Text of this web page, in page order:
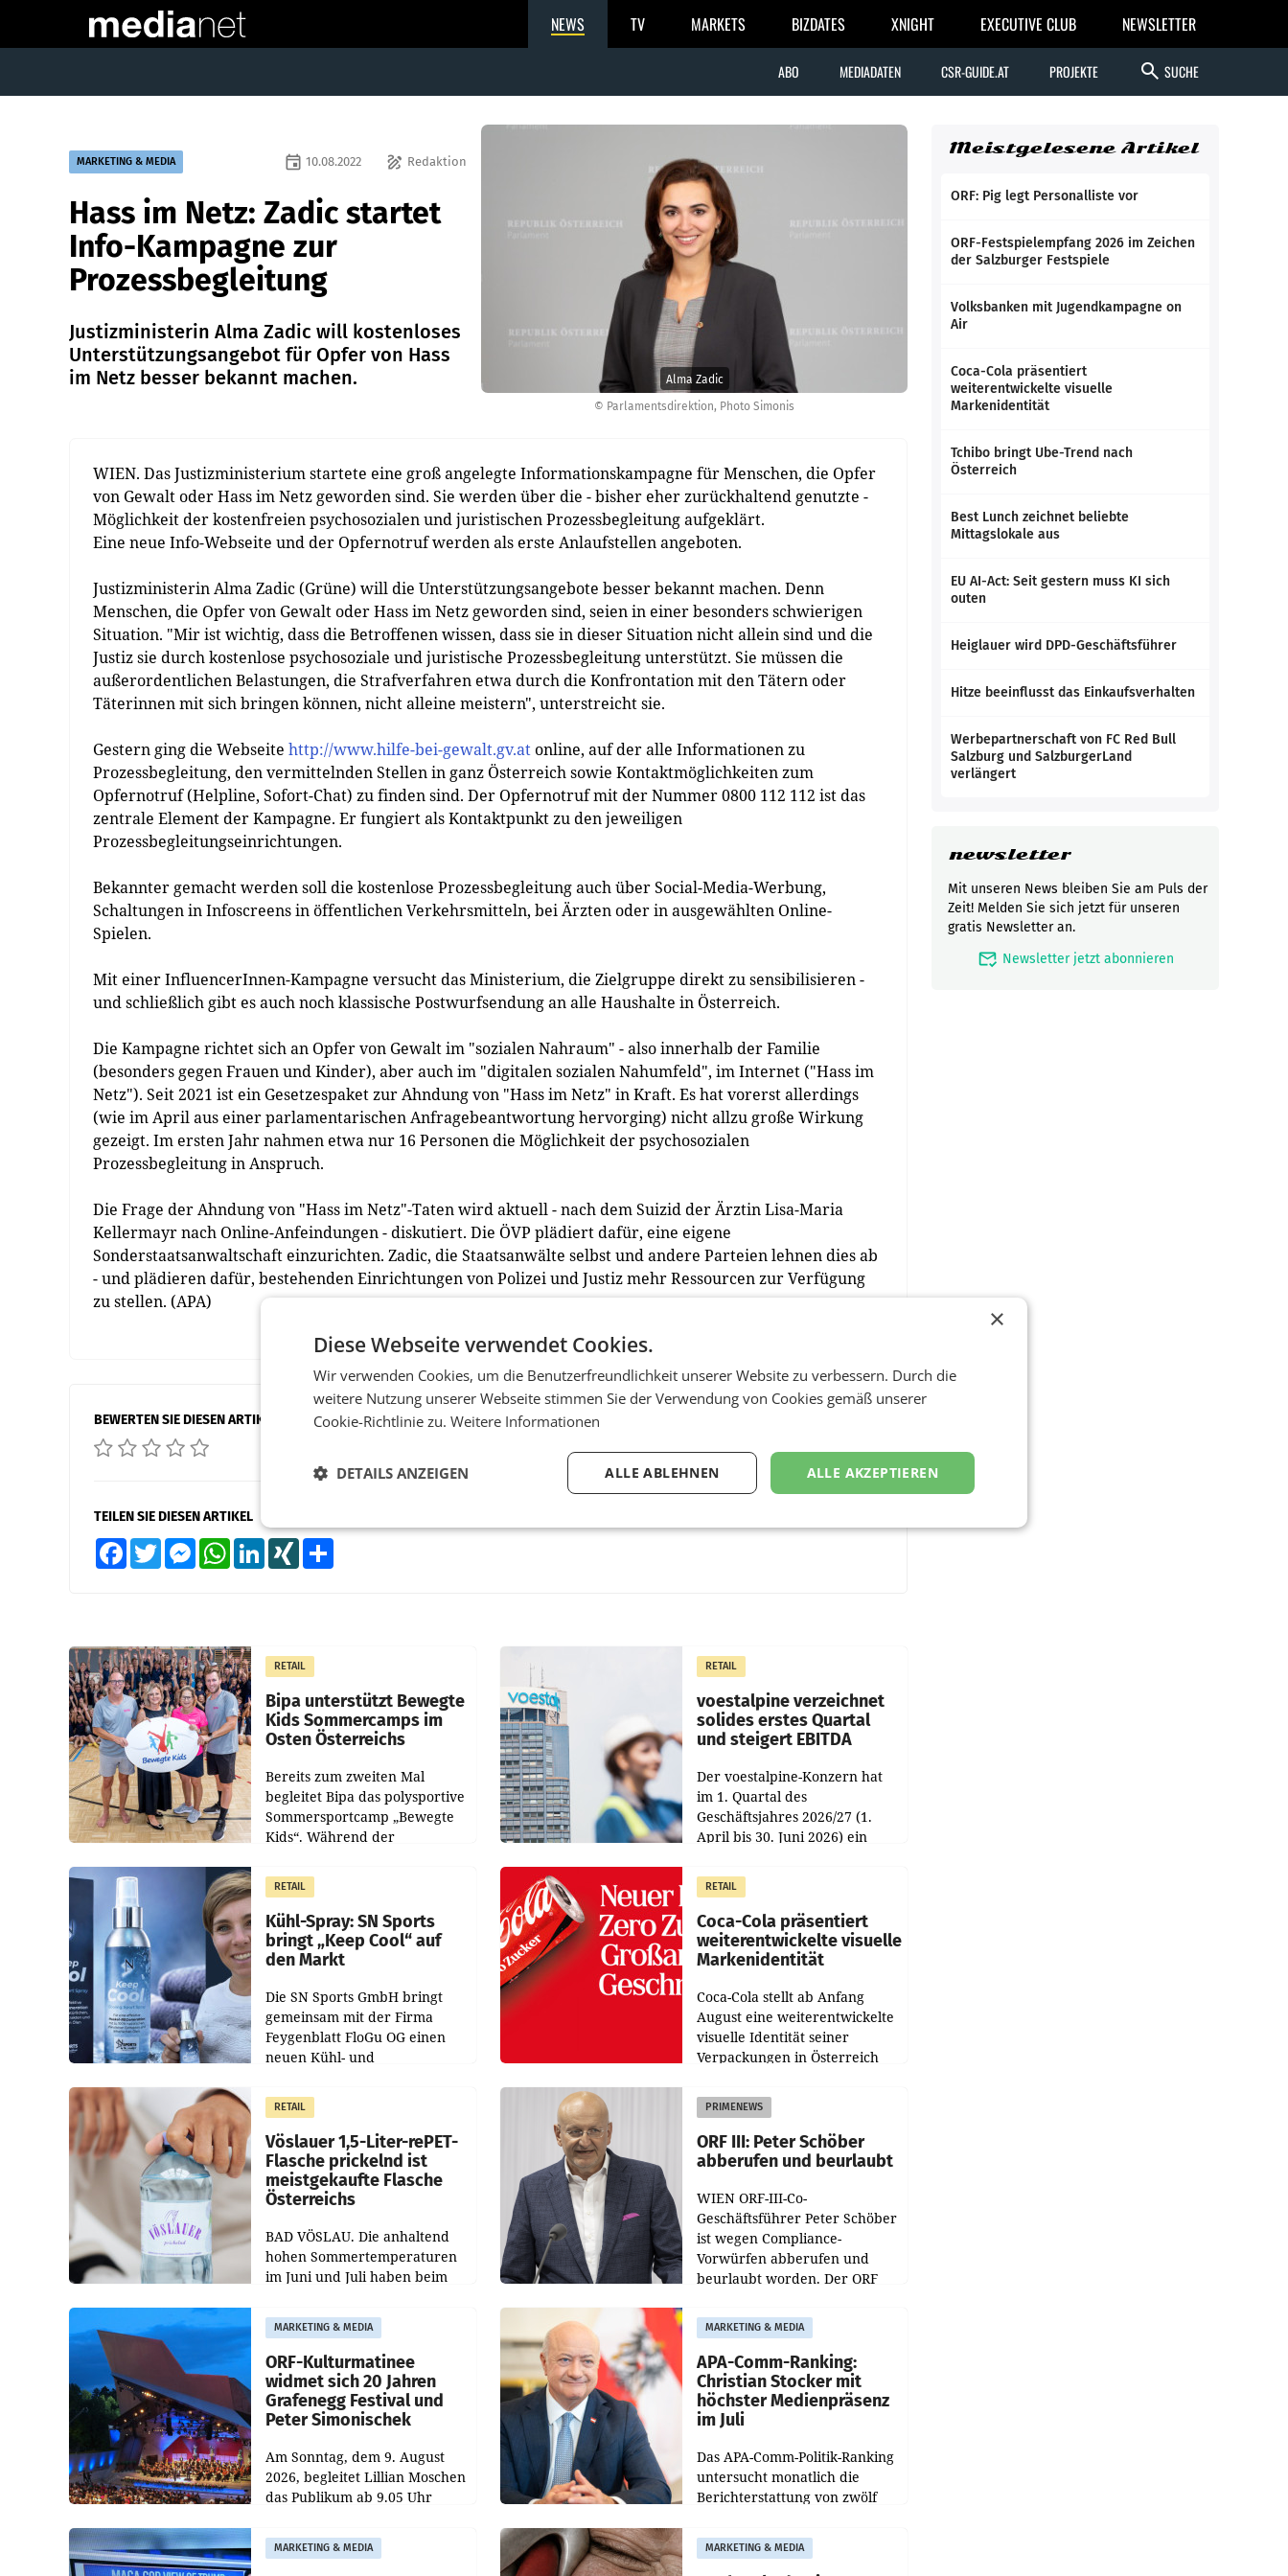
NEWS TV MARKETS BIZDATES XNIGHT EXECUTIVE CLUB NEWSLETTER
ABO MEDIADATEN CSR-GUIDE.AT PROJEKTE search SUCHE
© Parlamentsdirektion, Photo Simonis
Alma Zadic
MARKETING & MEDIA draw Redaktion
event 10.08.2022
Hass im Netz: Zadic startet
Info-Kampagne zur
Prozessbegleitung
Justizministerin Alma Zadic will kostenloses
Unterstützungsangebot für Opfer von Hass
im Netz besser bekannt machen.
WIEN. Das Justizministerium startete eine groß angelegte Informationskampagne für Menschen, die Opfer
von Gewalt oder Hass im Netz geworden sind. Sie werden über die - bisher eher zurückhaltend genutzte -
Möglichkeit der kostenfreien psychosozialen und juristischen Prozessbegleitung aufgeklärt.
Eine neue Info-Webseite und der Opfernotruf werden als erste Anlaufstellen angeboten.
Justizministerin Alma Zadic (Grüne) will die Unterstützungsangebote besser bekannt machen. Denn
Menschen, die Opfer von Gewalt oder Hass im Netz geworden sind, seien in einer besonders schwierigen
Situation. "Mir ist wichtig, dass die Betroffenen wissen, dass sie in dieser Situation nicht allein sind und die
Justiz sie durch kostenlose psychosoziale und juristische Prozessbegleitung unterstützt. Sie müssen die
außerordentlichen Belastungen, die Strafverfahren etwa durch die Konfrontation mit den Tätern oder
Täterinnen mit sich bringen können, nicht alleine meistern", unterstreicht sie.
Gestern ging die Webseite http://www.hilfe-bei-gewalt.gv.atonline, auf der alle Informationen zu
Prozessbegleitung, den vermittelnden Stellen in ganz Österreich sowie Kontaktmöglichkeiten zum
Opfernotruf (Helpline, Sofort-Chat) zu finden sind. Der Opfernotruf mit der Nummer 0800 112 112 ist das
zentrale Element der Kampagne. Er fungiert als Kontaktpunkt zu den jeweiligen
Prozessbegleitungseinrichtungen.
Bekannter gemacht werden soll die kostenlose Prozessbegleitung auch über Social-Media-Werbung,
Schaltungen in Infoscreens in öffentlichen Verkehrsmitteln, bei Ärzten oder in ausgewählten Online-
Spielen.
Mit einer InfluencerInnen-Kampagne versucht das Ministerium, die Zielgruppe direkt zu sensibilisieren -
und schließlich gibt es auch noch klassische Postwurfsendung an alle Haushalte in Österreich.
Die Kampagne richtet sich an Opfer von Gewalt im "sozialen Nahraum" - also innerhalb der Familie
(besonders gegen Frauen und Kinder), aber auch im "digitalen sozialen Nahumfeld", im Internet ("Hass im
Netz"). Seit 2021 ist ein Gesetzespaket zur Ahndung von "Hass im Netz" in Kraft. Es hat vorerst allerdings
(wie im April aus einer parlamentarischen Anfragebeantwortung hervorging) nicht allzu große Wirkung
gezeigt. Im ersten Jahr nahmen etwa nur 16 Personen die Möglichkeit der psychosozialen
Prozessbegleitung in Anspruch.
Die Frage der Ahndung von "Hass im Netz"-Taten wird aktuell - nach dem Suizid der Ärztin Lisa-Maria
Kellermayr nach Online-Anfeindungen - diskutiert. Die ÖVP plädiert dafür, eine eigene
Sonderstaatsanwaltschaft einzurichten. Zadic, die Staatsanwälte selbst und andere Parteien lehnen dies ab
- und plädieren dafür, bestehenden Einrichtungen von Polizei und Justiz mehr Ressourcen zur Verfügung
zu stellen. (APA)
BEWERTEN SIE DIESEN ARTIKEL
TEILEN SIE DIESEN ARTIKEL
FacebookTwitter MessengerWhatsAppLinkedInXING
RETAIL
Bipa unterstützt Bewegte
Kids Sommercamps im
Osten Österreichs
Bereits zum zweiten Mal
begleitet Bipa das polysportive
Sommersportcamp „Bewegte
Kids“. Während der
Juli und August versorgt das
Unternehmen Kinder sowie
RETAIL
voestalpine verzeichnet
solides erstes Quartal
und steigert EBITDA
Der voestalpine-Konzern hat
im 1. Quartal des
Geschäftsjahres 2026/27 (1.
April bis 30. Juni 2026) ein
Der Umsatz stieg im Vergleich
zur Vorjahresperiode
RETAIL
Kühl-Spray: SN Sports
bringt „Keep Cool“ auf
den Markt
Die SN Sports GmbH bringt
gemeinsam mit der Firma
Feygenblatt FloGu OG einen
neuen Kühl- und
Markt. Das Produkt namens
„Keep Cool“ ist zu 100 Prozent
RETAIL
Coca-Cola präsentiert
weiterentwickelte visuelle
Markenidentität
Coca-Cola stellt ab Anfang
August eine weiterentwickelte
visuelle Identität seiner
Verpackungen in Österreich
Redesigns stehen zentrale
Gestaltungselemente
RETAIL
Vöslauer 1,5-Liter-rePET-
Flasche prickelnd ist
meistgekaufte Flasche
Österreichs
BAD VÖSLAU. Die anhaltend
hohen Sommertemperaturen
im Juni und Juli haben beim
Getränkehersteller Vöslauer zu
deutlichen Absatzzuwächsen
geführt. Während
PRIMENEWS
ORF III: Peter Schöber
abberufen und beurlaubt
WIEN ORF-III-Co-
Geschäftsführer Peter Schöber
ist wegen Compliance-
Vorwürfen abberufen und
beurlaubt worden. Der ORF
entsprechende
Medienberichte.
MARKETING & MEDIA
ORF-Kulturmatinee
widmet sich 20 Jahren
Grafenegg Festival und
Peter Simonischek
Am Sonntag, dem 9. August
2026, begleitet Lillian Moschen
das Publikum ab 9.05 Uhr
„Kulturmatinee“. Die Sendung
startet mit der Dokumentation
MARKETING & MEDIA
APA-Comm-Ranking:
Christian Stocker mit
höchster Medienpräsenz
im Juli
Das APA-Comm-Politik-Ranking
untersucht monatlich die
Berichterstattung von zwölf
Tageszeitungen und analysiert,
welche Politikerinnen und
MARKETING & MEDIA MARKETING & MEDIA
Meistgelesene Artikel
ORF: Pig legt Personalliste vor
ORF-Festspielempfang 2026 im Zeichen
der Salzburger Festspiele
Volksbanken mit Jugendkampagne on
Air
Coca-Cola präsentiert
weiterentwickelte visuelle
Markenidentität
Tchibo bringt Ube-Trend nach
Österreich
Best Lunch zeichnet beliebte
Mittagslokale aus
EU AI-Act: Seit gestern muss KI sich
outen
Heiglauer wird DPD-Geschäftsführer
Hitze beeinflusst das Einkaufsverhalten
Werbepartnerschaft von FC Red Bull
Salzburg und SalzburgerLand
verlängert
newsletter
Mit unseren News bleiben Sie am Puls der
Zeit! Melden Sie sich jetzt für unseren
gratis Newsletter an.
mark_email_read Newsletter jetzt abonnieren
×
Diese Webseite verwendet Cookies.
Wir verwenden Cookies, um die Benutzerfreundlichkeit unserer Website zu verbessern. Durch die
weitere Nutzung unserer Webseite stimmen Sie der Verwendung von Cookies gemäß unserer
Cookie-Richtlinie zu. Weitere Informationen
ALLE AKZEPTIEREN
ALLE ABLEHNEN
DETAILS ANZEIGEN